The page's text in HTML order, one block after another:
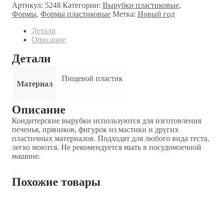
Артикул: 5248 Категории: Вырубки пластиковые,
Формы, Формы пластиковые Метка: Новый год
Детали
Описание
Детали
Материал
Пищевой пластик
Описание
Кондитерские вырубки используются для изготовления
печенья, пряников, фигурок из мастики и других
пластичных материалов. Подходят для любого вида теста,
легко моются. Не рекомендуется мыть в посудомоечной
машине.
Похожие товары